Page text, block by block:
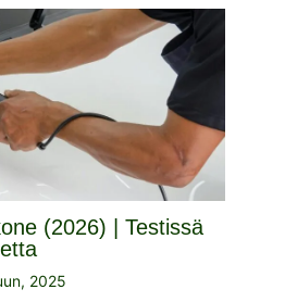
(2026) | Testissä
2025